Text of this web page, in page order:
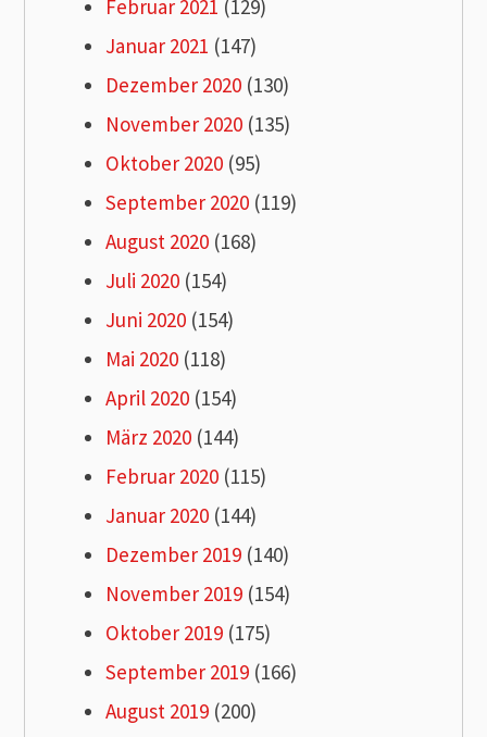
Februar 2021 (129)
Januar 2021 (147)
Dezember 2020 (130)
November 2020 (135)
Oktober 2020 (95)
September 2020 (119)
August 2020 (168)
Juli 2020 (154)
Juni 2020 (154)
Mai 2020 (118)
April 2020 (154)
März 2020 (144)
Februar 2020 (115)
Januar 2020 (144)
Dezember 2019 (140)
November 2019 (154)
Oktober 2019 (175)
September 2019 (166)
August 2019 (200)